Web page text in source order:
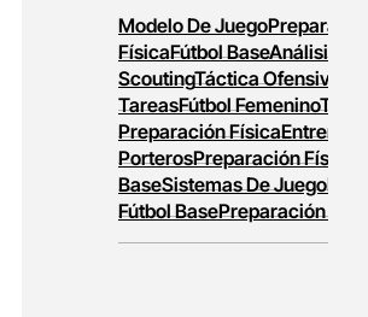
Baloncesto Formativo
En BaloncestoBaloncesto
Rendimiento
Modelo De JuegoPreparación
FísicaFútbol BaseAnálisis Y
ScoutingTáctica Ofensiva
TareasFútbol Femenino
Preparación Física
PorterosPreparación Física
BaseSistemas De Juego
Fútbol BasePreparación